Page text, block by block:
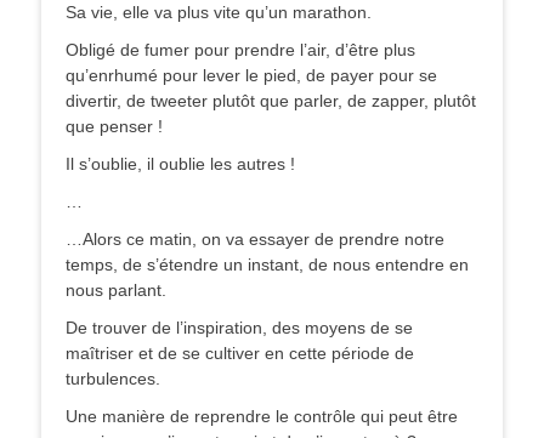
Sa vie, elle va plus vite qu’un marathon.
Obligé de fumer pour prendre l’air, d’être plus
qu’enrhumé pour lever le pied, de payer pour se
divertir, de tweeter plutôt que parler, de zapper, plutôt
que penser !
Il s’oublie, il oublie les autres !
…Alors ce matin, on va essayer de prendre notre
temps, de s’étendre un instant, de nous entendre en
nous parlant.
De trouver de l’inspiration, des moyens de se
maîtriser et de se cultiver en cette période de
turbulences.
Une manière de reprendre le contrôle qui peut être